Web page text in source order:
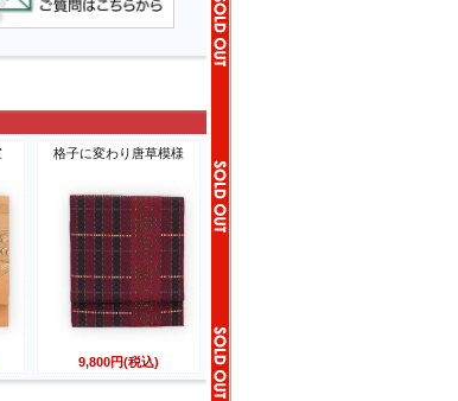
格子に変わり唐草模様
9,800円(税込)